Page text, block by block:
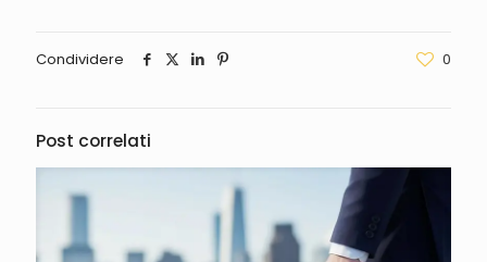
Condividere 0
Post correlati